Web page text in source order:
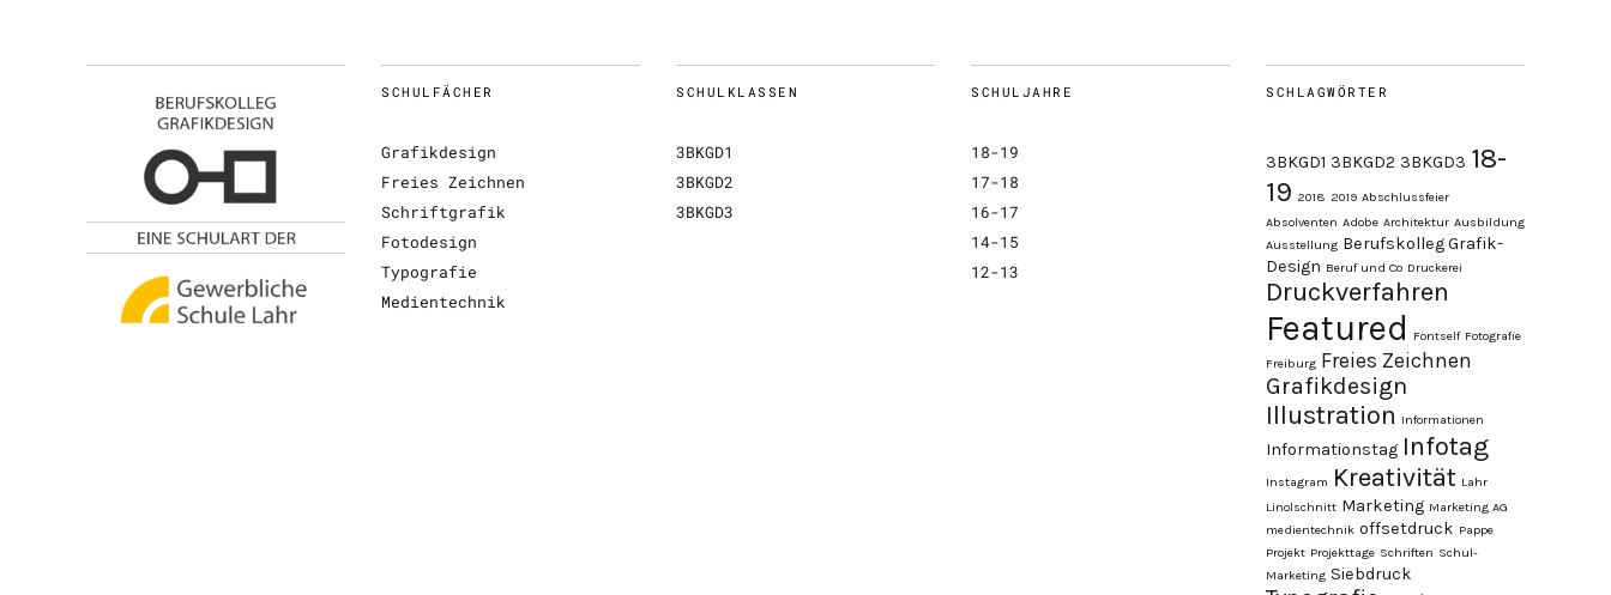
SCHULFÄCHER
Grafikdesign
Freies Zeichnen
Schriftgrafik
Fotodesign
Typografie
Medientechnik
SCHULKLASSEN
3BKGD1
3BKGD2
3BKGD3
SCHULJAHRE
18-19
17-18
16-17
14-15
12-13
SCHLAGWÖRTER
3BKGD1 3BKGD2 3BKGD3 18-
19 2018 2019 Abschlussfeier
Absolventen Adobe Architektur Ausbildung
Ausstellung Berufskolleg Grafik-
Design Beruf und Co Druckerei
Druckverfahren
Featured Fontself Fotografie
Freiburg Freies Zeichnen
Grafikdesign
Illustration Informationen
Informationstag Infotag
Instagram Kreativität Lahr
Linolschnitt Marketing Marketing AG
medientechnik offsetdruck Pappe
Projekt Projekttage Schriften Schul-
Marketing Siebdruck